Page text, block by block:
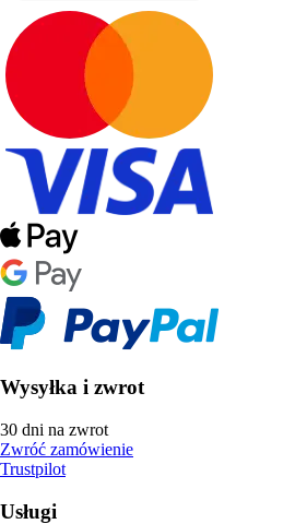
Wysyłka i zwrot
30 dni na zwrot
Zwróć zamówienie
Trustpilot
Usługi